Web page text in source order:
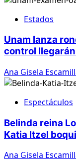
Estados
Unam lanza
control
Ana Gisela
Espectáculos
Belinda reina
Katia Itzel
Ana Gisela